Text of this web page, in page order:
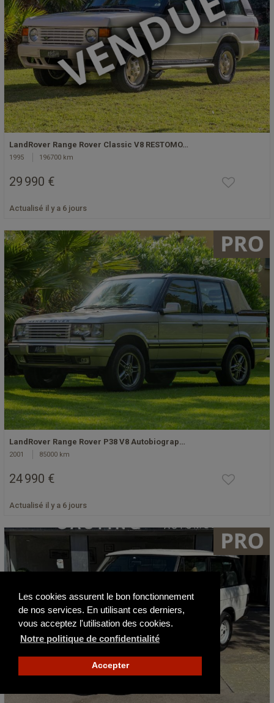
Les cookies assurent le bon fonctionnement
de nos services. En utilisant ces derniers,
vous acceptez l'utilisation des cookies.
Notre politique de confidentialité
Accepter
LandRover Range Rover Classic V8 RESTOMO…
1995 196700 km
29 990 €
Actualisé il y a 6 jours
LandRover Range Rover P38 V8 Autobiograp…
2001 85000 km
24 990 €
Actualisé il y a 6 jours